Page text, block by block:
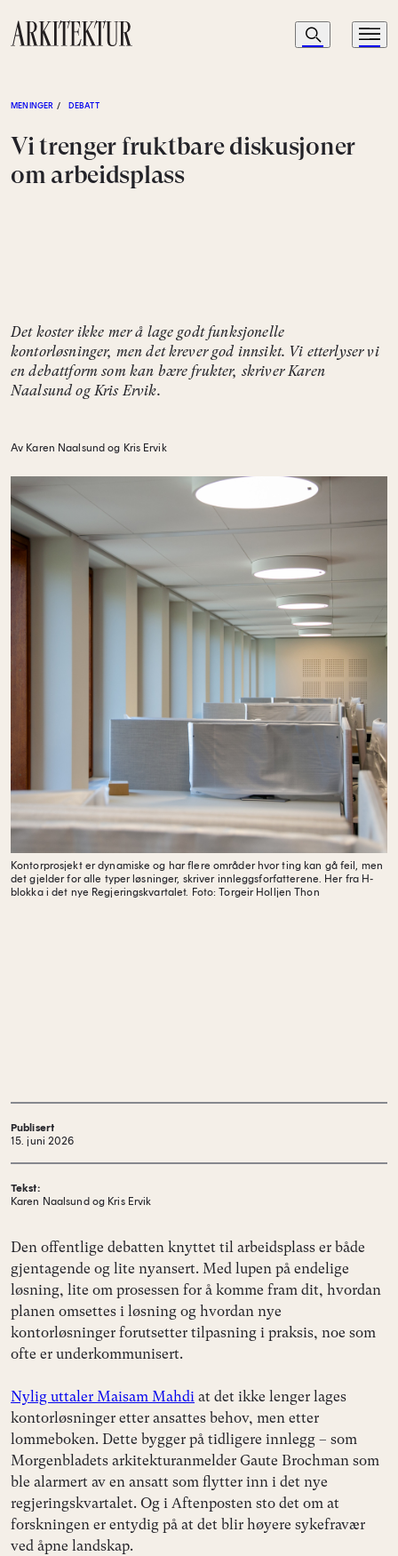
Navigasjon
Søk Meny
MENINGER / DEBATT
Vi trenger fruktbare diskusjoner
om arbeidsplass
Det koster ikke mer å lage godt funksjonelle
kontorløsninger, men det krever god innsikt. Vi etterlyser vi
en debattform som kan bære frukter, skriver Karen
Naalsund og Kris Ervik.
Av Karen Naalsund og Kris Ervik
Kontorprosjekt er dynamiske og har flere områder hvor ting kan gå feil, men
det gjelder for alle typer løsninger, skriver innleggsforfatterene. Her fra H-
blokka i det nye Regjeringskvartalet. Foto: Torgeir Holljen Thon
Publisert
15. juni 2026
Tekst:
Karen Naalsund og Kris Ervik
Den offentlige debatten knyttet til arbeidsplass er både
gjentagende og lite nyansert. Med lupen på endelige
løsning, lite om prosessen for å komme fram dit, hvordan
planen omsettes i løsning og hvordan nye
kontorløsninger forutsetter tilpasning i praksis, noe som
ofte er underkommunisert.
Nylig uttaler Maisam Mahdi at det ikke lenger lages
kontorløsninger etter ansattes behov, men etter
lommeboken. Dette bygger på tidligere innlegg – som
Morgenbladets arkitekturanmelder Gaute Brochman som
ble alarmert av en ansatt som flytter inn i det nye
regjeringskvartalet. Og i Aftenposten sto det om at
forskningen er entydig på at det blir høyere sykefravær
ved åpne landskap.